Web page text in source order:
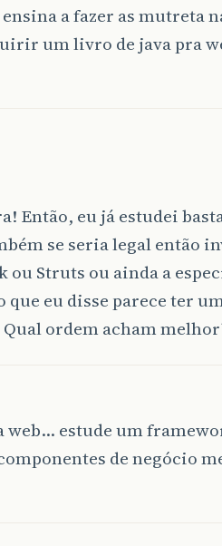
a fazer as mutreta
um livro de java pra
Então, eu já estudei
se seria legal então
Struts ou ainda a
que eu disse parece ter
ordem acham
web… estude um
de negócio